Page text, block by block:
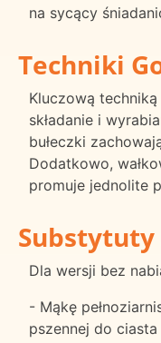
na sycący
Techniki
Kluczową
składanie i
bułeczki
Dodatkowo,
promuje jednolite
Substytuty
Dla wersji bez
- Mąkę
pszennej do